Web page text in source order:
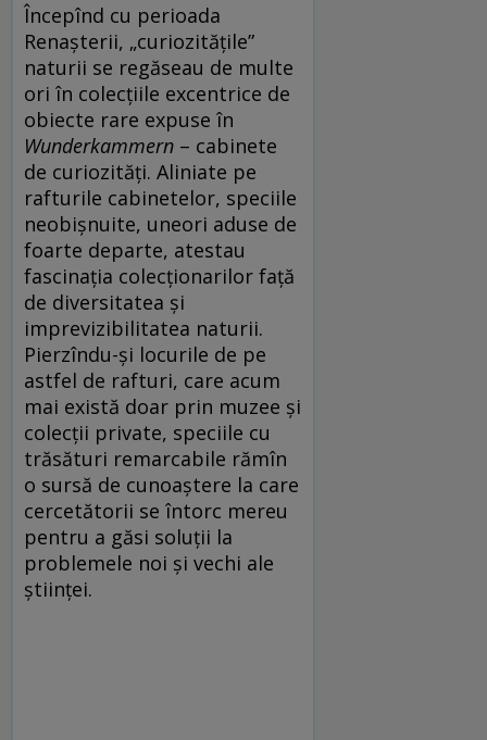
Începînd cu perioada
Renașterii, „curiozitățile”
naturii se regăseau de multe
ori în colecțiile excentrice de
obiecte rare expuse în
Wunderkammern – cabinete
de curiozități. Aliniate pe
rafturile cabinetelor, speciile
neobișnuite, uneori aduse de
foarte departe, atestau
fascinația colecționarilor față
de diversitatea și
imprevizibilitatea naturii.
Pierzîndu-și locurile de pe
astfel de rafturi, care acum
mai există doar prin muzee și
colecții private, speciile cu
trăsături remarcabile rămîn
o sursă de cunoaștere la care
cercetătorii se întorc mereu
pentru a găsi soluții la
problemele noi și vechi ale
științei.